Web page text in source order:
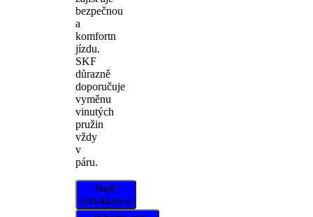
bezpečnou
a
komfortn
jízdu.
SKF
důrazně
doporučuje
vyměnu
vinutých
pružin
vždy
v
páru.
Najít
distributora